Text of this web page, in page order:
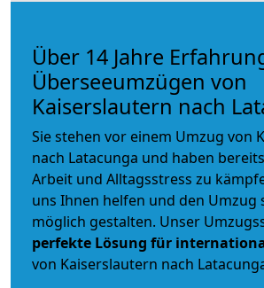
Über 14 Jahre
Überseeumzügen von
Kaiserslautern nach
Sie stehen vor einem Umzug von
nach Latacunga und haben
Arbeit und Alltagsstress zu
uns Ihnen helfen und den Umzug
möglich gestalten. Unser
perfekte Lösung für
von Kaiserslautern nach